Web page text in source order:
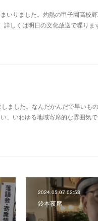
いりました。灼熱の甲子園高校
しくは明日の文化放送で喋りま
ました。なんだかんだで早いも
、いわゆる地域寄席的な雰囲気
2024.05.07 02:53
鈴本夜席